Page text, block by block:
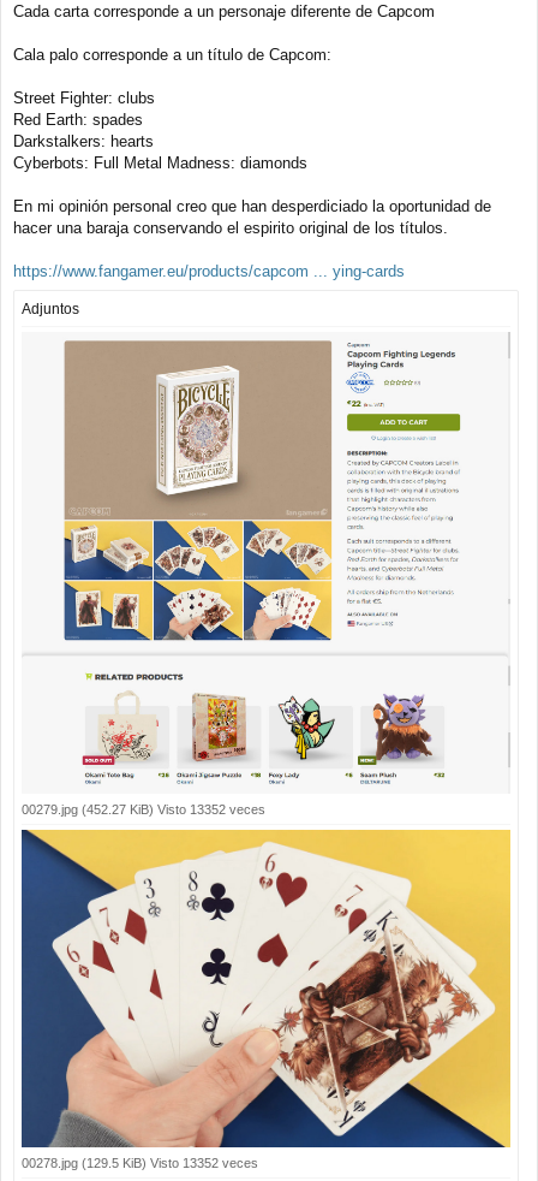
Cada carta corresponde a un personaje diferente de Capcom
Cala palo corresponde a un título de Capcom:
Street Fighter: clubs
Red Earth: spades
Darkstalkers: hearts
Cyberbots: Full Metal Madness: diamonds
En mi opinión personal creo que han desperdiciado la oportunidad de
hacer una baraja conservando el espirito original de los títulos.
https://www.fangamer.eu/products/capcom ... ying-cards
Adjuntos
00279.jpg (452.27 KiB) Visto 13352 veces
00278.jpg (129.5 KiB) Visto 13352 veces